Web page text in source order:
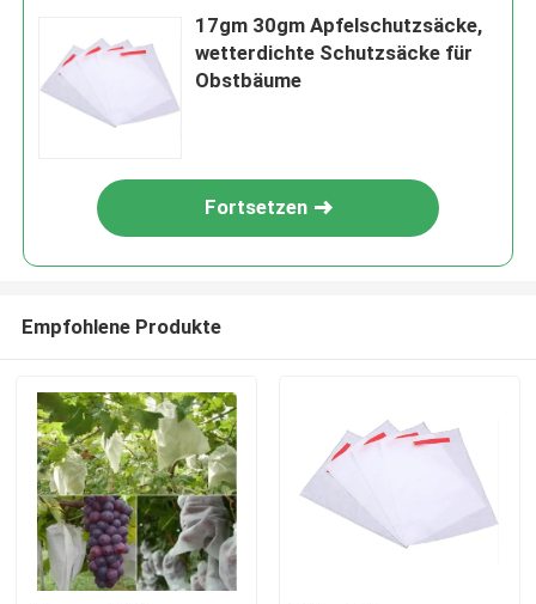
17gm 30gm Apfelschutzsäcke,
wetterdichte Schutzsäcke für
Obstbäume
Fortsetzen
Empfohlene Produkte